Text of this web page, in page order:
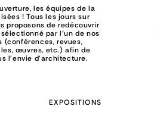
les équipes de la
! Tous les jours sur
proposons de redécouvrir
par l’un de nos
(conférences, revues,
œuvres, etc.) afin de
l'envie d'architecture.
EXPOSITIONS